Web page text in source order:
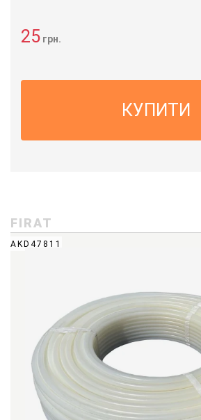
25 грн.
КУПИТИ
FIRAT
AKD47811